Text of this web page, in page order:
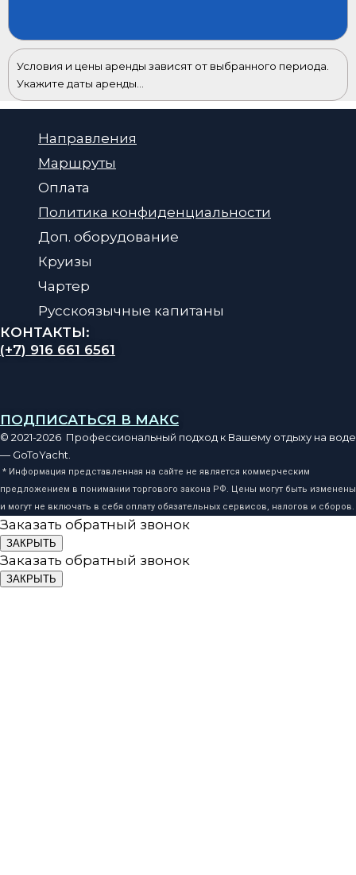
Условия и цены аренды зависят от выбранного периода.
Укажите даты аренды...
Направления
Маршруты
Оплата
Политика конфиденциальности
Доп. оборудование
Круизы
Чартер
Русскоязычные капитаны
КОНТАКТЫ:
(+7) 916 661 6561
ПОДПИСАТЬСЯ В МАКС
© 2021-2026 Профессиональный подход к Вашему отдыху на воде
— GoToYacht.
* Информация представленная на сайте не является коммерческим
предложением в понимании торгового закона РФ. Цены могут быть изменены
и могут не включать в себя оплату обязательных сервисов, налогов и сборов.
Заказать обратный звонок
ЗАКРЫТЬ
Заказать обратный звонок
ЗАКРЫТЬ